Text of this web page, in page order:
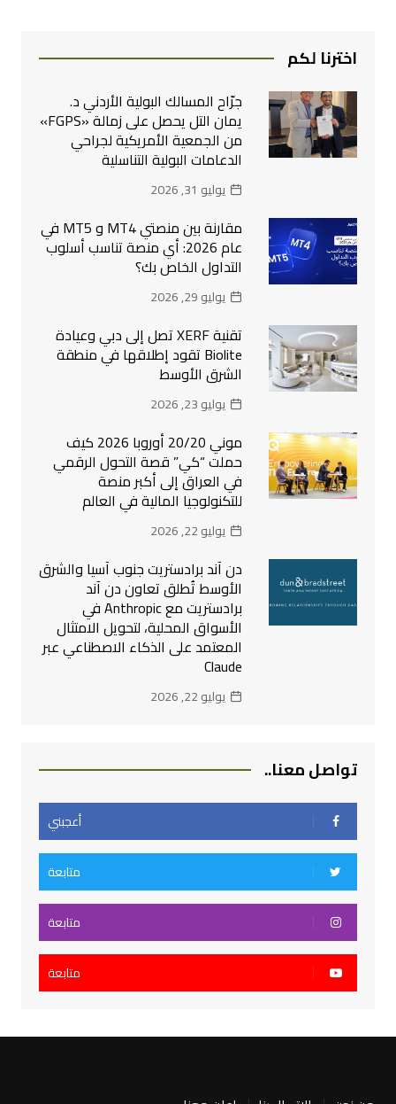
اخترنا لكم
جرّاح المسالك البولية الأردني د.
يمان التل يحصل على زمالة «FGPS»
من الجمعية الأمريكية لجراحي
الدعامات البولية التناسلية
يوليو 31, 2026
مقارنة بين منصتي MT4 و MT5 في
عام 2026: أي منصة تناسب أسلوب
التداول الخاص بك؟
يوليو 29, 2026
تقنية XERF تصل إلى دبي وعيادة
Biolite تقود إطلاقها في منطقة
الشرق الأوسط
يوليو 23, 2026
موني 20/20 أوروبا 2026 كيف
حملت “كي” قصة التحول الرقمي
في العراق إلى أكبر منصة
للتكنولوجيا المالية في العالم
يوليو 22, 2026
دن آند برادستريت جنوب آسيا والشرق
الأوسط تُطلق تعاون دن آند
برادستريت مع Anthropic في
الأسواق المحلية، لتحويل الامتثال
المعتمد على الذكاء الاصطناعي عبر
Claude
يوليو 22, 2026
تواصل معنا..
أعجبني
متابعة
متابعة
متابعة